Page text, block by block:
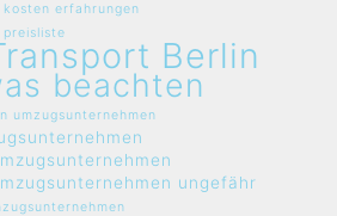
kosten erfahrungen
preisliste
Berlin
beachten
umzugsunternehmen
ungefähr